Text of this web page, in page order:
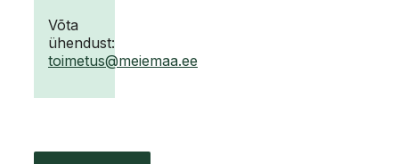
Võta
ühendust:
toimetus@meiemaa.ee